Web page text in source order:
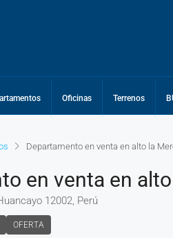
Oficinas Terrenos
Departamento en venta en alto la
en venta en
12002, Perú
OFERTA